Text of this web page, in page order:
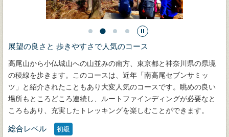
展望の良さと 歩きやすさで人気のコース
高尾山から小仏城山への山並みの南方、東京都と神奈川県の県境
の稜線を歩きます。このコースは、近年「南高尾セブンサミッ
ツ」と紹介されたこともあり大変人気のコースです。眺めの良い
場所もところどころ連続し、ルートファインディングが必要なと
ころもあり、充実したトレッキングを楽しむことができます。
総合レベル 初級